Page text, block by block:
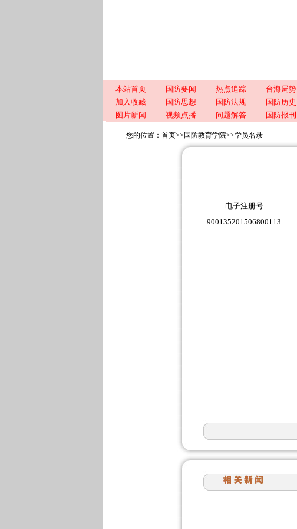
本站首页 国防要闻 热点追踪 台海局势
加入收藏
国防思想 国防法规 国防历史
图片新闻
视频点播 问题解答 国防报刊
您的位置： 首页>> 国防教育学院>>学员名录
电子注册号
900135201506800113